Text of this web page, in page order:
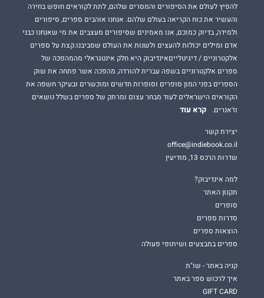
להפיץ לעולם את הסיפורים והמסרים שלהם, לתת לקוראים חופש בחירה
והעשיר את כוח הקריאה בעולם שלהם. אנחנו אוהבים ספרים, סיפורים
ולמידה, בדיוק כמוכם, אנו מאמינים שסיפורים מעצבים את מי שאנחנו כבני
אדם ומילים יכולות להעצים ולשנות את העולם שסביבנו.קצת על ספרים
אלקטרוניים / דיגיטלייםאינדיבוק היא חלק אינטגראלי מהמהפכה של
ספרים אלקטרוניים בשפה עברית להורדה, מהפכה אשר פתחה את שוק
הספרים בפני המון סופרים וסופרות חדשים ומוכשרים ובעיקר חשפה את
הקוראים הישראלים לעוד מבחר עצום ומרתק של ספרים בשלל נושאים
וז'אנרים.
קרא עוד
יצירת קשר
office@indiebook.co.il
שדרות הרכס 13, מודיעין
למה אינדיבוק?
תקנון האתר
סופרים
סדרות ספרים
הוצאות ספרים
ספרים במבצעים ושיתופי פעולה
קניה באתר - שו"ת
איך לרכוש ספר באתר
GIFT CARD